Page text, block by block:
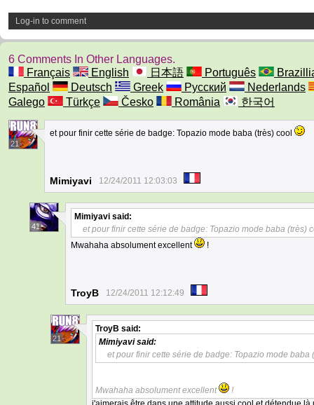
Log-in to comment
6 Comments In Other Languages.
Français
English 日本語 Português
Español
Deutsch Greek Русский
Nederlands
Galego
Türkçe Česko România 한국어
21
et pour finir cette série de badge: Topazio mode baba (très) cool
Mimiyavi 12/24/2011 12:03:03
41
Mimiyavi said:
et pour finir cette série de badge: Topazio mode baba (très)
Mwahaha absolument excellent
!
TroyB 12/24/2011 12:12:49
21
TroyB said:
Mimiyavisaid:
et pour finir cette série de badge: Topazio mode baba
Mwahaha absolument excellent
!